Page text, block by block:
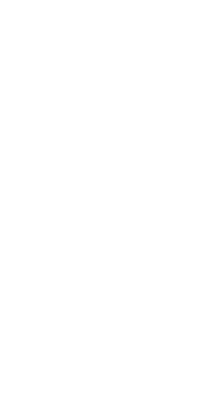
DEL VALLE
EN LA QUINTA CLUB